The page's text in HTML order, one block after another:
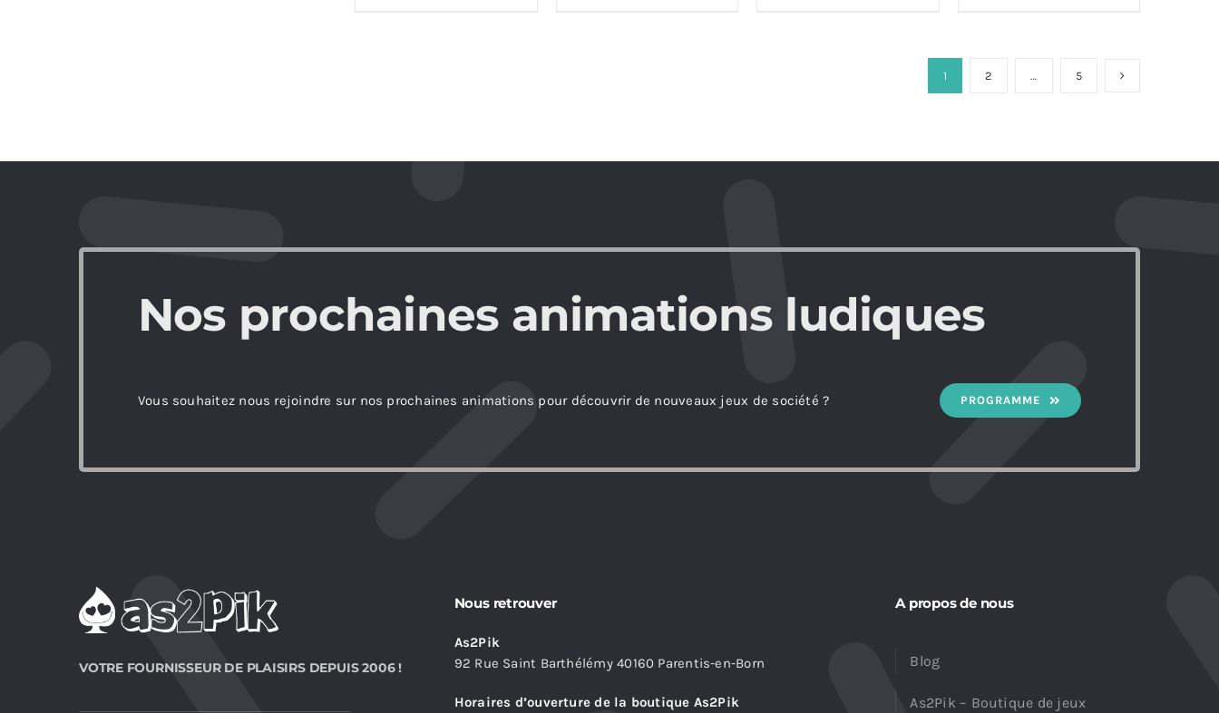
1 2 … 5
Nos prochaines animations ludiques
Vous souhaitez nous rejoindre sur nos prochaines animations pour découvrir de nouveaux jeux de société ? PROGRAMME
VOTRE FOURNISSEUR DE PLAISIRS DEPUIS 2006 !
Nous retrouver
As2Pik
92 Rue Saint Barthélémy 40160 Parentis-en-Born
Horaires d’ouverture de la boutique As2Pik
A propos de nous
Blog
As2Pik – Boutique de jeux